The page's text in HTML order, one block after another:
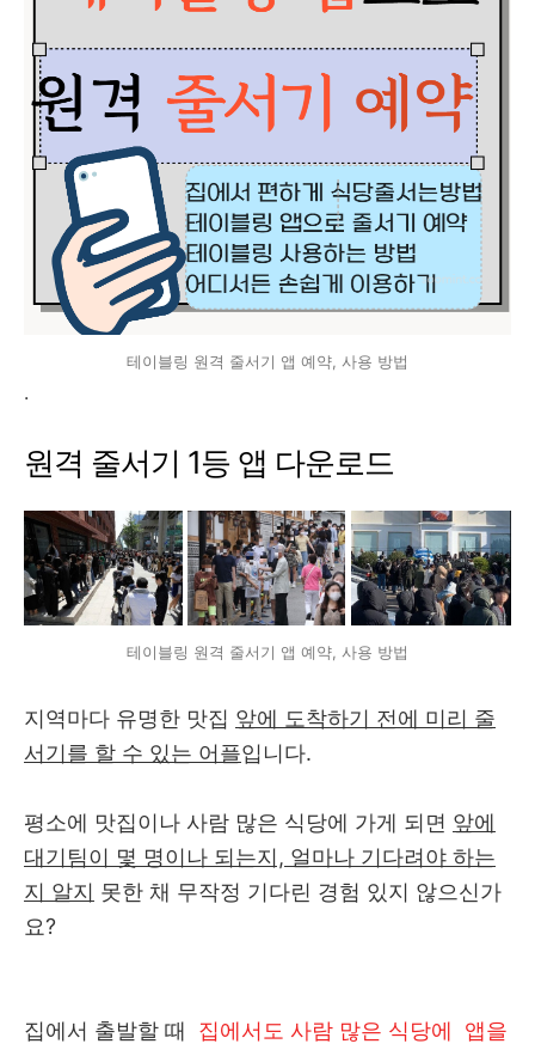
테이블링 원격 줄서기 앱 예약, 사용 방법
.
원격 줄서기 1등 앱 다운로드
테이블링 원격 줄서기 앱 예약, 사용 방법
지역마다 유명한 맛집 앞에 도착하기 전에 미리 줄
서기를 할 수 있는 어플입니다.
평소에 맛집이나 사람 많은 식당에 가게 되면 앞에
대기팀이 몇 명이나 되는지, 얼마나 기다려야 하는
지 알지 못한 채 무작정 기다린 경험 있지 않으신가
요?
집에서 출발할 때 집에서도 사람 많은 식당에 앱을